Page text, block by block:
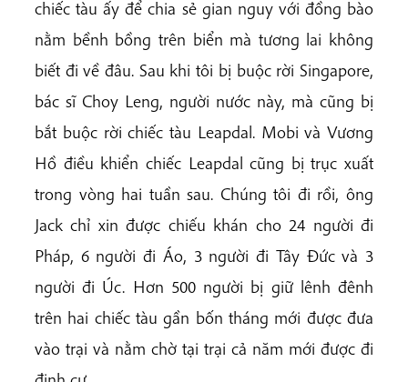
chiếc tàu ấy để chia sẻ gian nguy với đồng bào
nằm bềnh bồng trên biển mà tương lai không
biết đi về đâu. Sau khi tôi bị buộc rời Singapore,
bác sĩ Choy Leng, người nước này, mà cũng bị
bắt buộc rời chiếc tàu Leapdal. Mobi và Vương
Hồ điều khiển chiếc Leapdal cũng bị trục xuất
trong vòng hai tuần sau. Chúng tôi đi rồi, ông
Jack chỉ xin được chiếu khán cho 24 người đi
Pháp, 6 người đi Áo, 3 người đi Tây Đức và 3
người đi Úc. Hơn 500 người bị giữ lênh đênh
trên hai chiếc tàu gần bốn tháng mới được đưa
vào trại và nằm chờ tại trại cả năm mới được đi